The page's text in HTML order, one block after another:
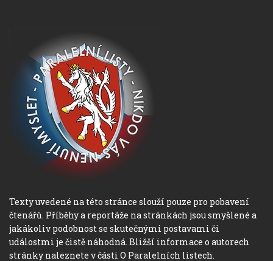
Texty uvedené na této stránce slouží pouze pro pobavení
čtenářů. Příběhy a reportáže na stránkách jsou smyšlené a
jakákoliv podobnost se skutečnými postavami či
událostmi je čistě náhodná. Bližší informace o autorech
stránky naleznete v části O Paralelních listech.